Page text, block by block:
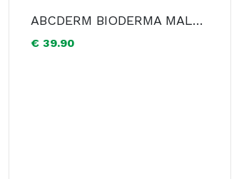
ABCDERM BIODERMA MALA MATERNIDADE
€ 39.90